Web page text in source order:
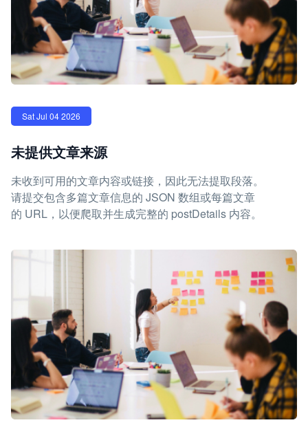
Sat Jul 04 2026
未提供文章来源
未收到可用的文章内容或链接，因此无法提取段落。
请提交包含多篇文章信息的 JSON 数组或每篇文章
的 URL，以便爬取并生成完整的 postDetails 内容。